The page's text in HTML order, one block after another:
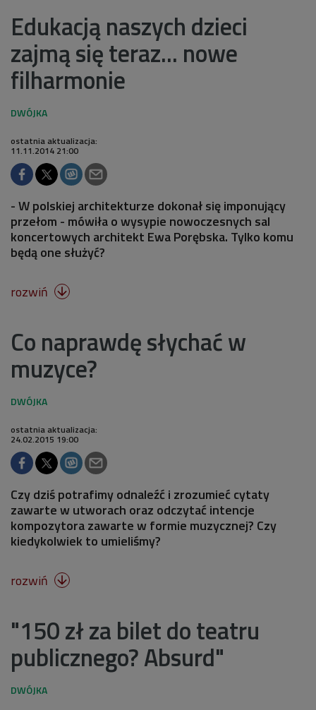
Edukacją naszych dzieci
zajmą się teraz... nowe
filharmonie
ostatnia aktualizacja:
11.11.2014 21:00
- W polskiej architekturze dokonał się imponujący
przełom - mówiła o wysypie nowoczesnych sal
koncertowych architekt Ewa Porębska. Tylko komu
będą one służyć?
rozwiń 
Co naprawdę słychać w
muzyce?
ostatnia aktualizacja:
24.02.2015 19:00
Czy dziś potrafimy odnaleźć i zrozumieć cytaty
zawarte w utworach oraz odczytać intencje
kompozytora zawarte w formie muzycznej? Czy
kiedykolwiek to umieliśmy?
rozwiń 
"150 zł za bilet do teatru
publicznego? Absurd"